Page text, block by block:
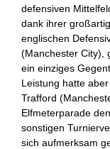
defensiven
dank ihrer
englischen
(Manchester City),
ein einziges
Leistung hatte
Trafford
Elfmeterparade
sonstigen
sich aufmerksam